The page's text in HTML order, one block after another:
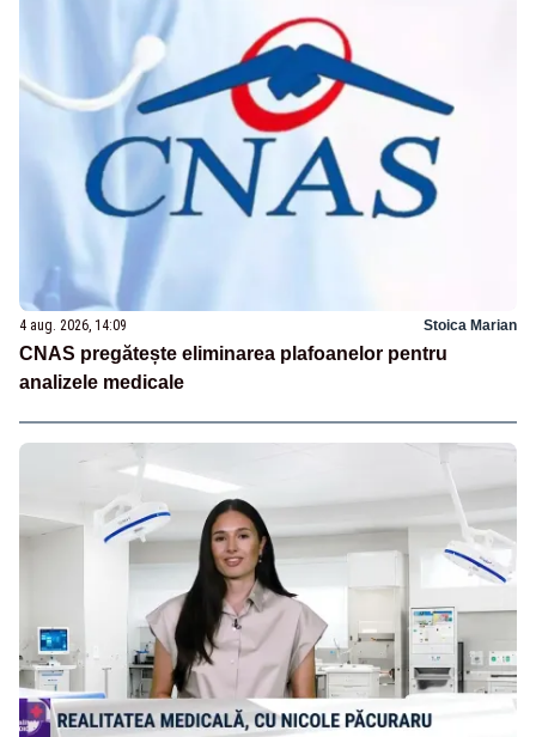
4 aug. 2026, 14:09 Stoica Marian
CNAS pregătește eliminarea plafoanelor pentru
analizele medicale